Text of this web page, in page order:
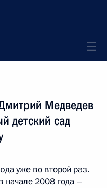
Медведев
детский сад
уже во второй раз.
начале 2008 года –